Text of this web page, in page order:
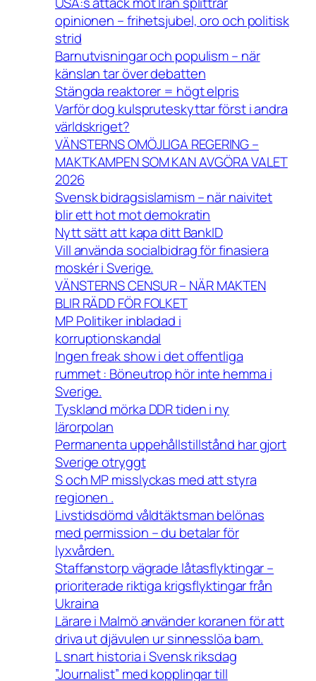
opinionen – frihetsjubel, oro och politisk
strid
Barnutvisningar och populism – när
känslan tar över debatten
Stängda reaktorer = högt elpris
Varför dog kulspruteskyttar först i andra
världskriget?
VÄNSTERNS OMÖJLIGA REGERING –
MAKTKAMPEN SOM KAN AVGÖRA VALET
2026
Svensk bidragsislamism – när naivitet
blir ett hot mot demokratin
Nytt sätt att kapa ditt BankID
Vill använda socialbidrag för finasiera
moskér i Sverige.
VÄNSTERNS CENSUR – NÄR MAKTEN
BLIR RÄDD FÖR FOLKET
MP Politiker inbladad i
korruptionskandal
Ingen freak show i det offentliga
rummet : Böneutrop hör inte hemma i
Sverige.
Tyskland mörka DDR tiden i ny
lärorpolan
Permanenta uppehållstillstånd har gjort
Sverige otryggt
S och MP misslyckas med att styra
regionen .
Livstidsdömd våldtäktsman belönas
med permission – du betalar för
lyxvården.
Staffanstorp vägrade låtasflyktingar –
prioriterade riktiga krigsflyktingar från
Ukraina
Lärare i Malmö använder koranen för att
driva ut djävulen ur sinnesslöa barn.
L snart historia i Svensk riksdag
”Journalist” med kopplingar till